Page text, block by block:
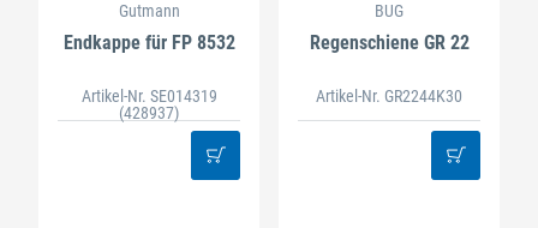
Gutmann
Endkappe für FP 8532
Artikel-Nr. SE014319
(428937)
BUG
Regenschiene GR 22
Artikel-Nr. GR2244K30